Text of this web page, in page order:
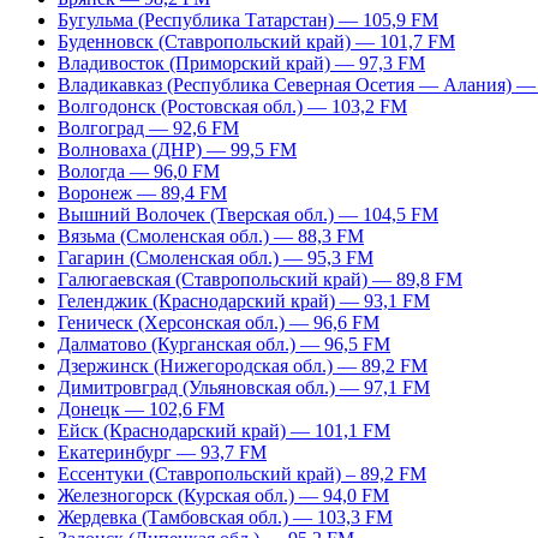
Бугульма (Республика Татарстан) — 105,9 FM
Буденновск (Ставропольский край) — 101,7 FM
Владивосток (Приморский край) — 97,3 FM
Владикавказ (Республика Северная Осетия — Алания)
Волгодонск (Ростовская обл.) — 103,2 FM
Волгоград — 92,6 FM
Волноваха (ДНР) — 99,5 FM
Вологда — 96,0 FM
Воронеж — 89,4 FM
Вышний Волочек (Тверская обл.) — 104,5 FM
Вязьма (Смоленская обл.) — 88,3 FM
Гагарин (Смоленская обл.) — 95,3 FM
Галюгаевская (Ставропольский край) — 89,8 FM
Геленджик (Краснодарский край) — 93,1 FM
Геническ (Херсонская обл.) — 96,6 FM
Далматово (Курганская обл.) — 96,5 FM
Дзержинск (Нижегородская обл.) — 89,2 FM
Димитровград (Ульяновская обл.) — 97,1 FM
Донецк — 102,6 FM
Ейск (Краснодарский край) — 101,1 FM
Екатеринбург — 93,7 FM
Ессентуки (Ставропольский край) – 89,2 FM
Железногорск (Курская обл.) — 94,0 FM
Жердевка (Тамбовская обл.) — 103,3 FM